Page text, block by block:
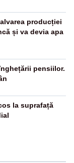
producției
și va devia apa
pensiilor.
la suprafață